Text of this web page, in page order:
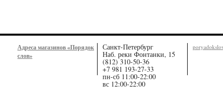
Адреса магазинов «Порядок
слов»
Санкт-Петербург
Наб. реки Фонтанки, 15
(812) 310-50-36
+7 981 193-27-33
пн-сб 11:00-22:00
вс 12:00-22:00